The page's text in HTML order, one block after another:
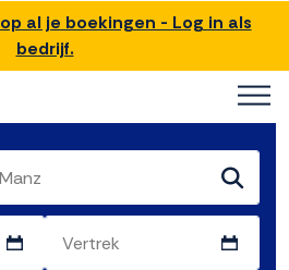
al je boekingen - Log in als
bedrijf.